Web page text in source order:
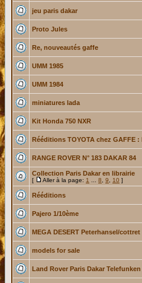
jeu paris dakar
Proto Jules
Re, nouveautés gaffe
UMM 1985
UMM 1984
miniatures lada
Kit Honda 750 NXR
Rééditions TOYOTA chez GAFFE
RANGE ROVER N° 183 DAKAR 84
Collection Paris Dakar en librairie
[ Aller à la page: 1 8 9 10 ]
Rééditions
Pajero 1/10ème
MEGA DESERT Peterhansel/cottret
models for sale
Land Rover Paris Dakar